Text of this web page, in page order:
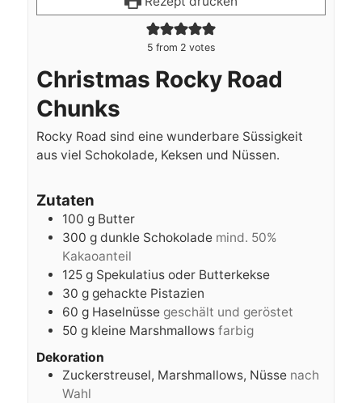
5 from 2 votes
Christmas Rocky Road
Chunks
Rocky Road sind eine wunderbare Süssigkeit
aus viel Schokolade, Keksen und Nüssen.
Zutaten
100 g Butter
300 g dunkle Schokolade mind. 50%
Kakaoanteil
125 g Spekulatius oder Butterkekse
30 g gehackte Pistazien
60 g Haselnüsse geschält und geröstet
50 g kleine Marshmallows farbig
Dekoration
Zuckerstreusel, Marshmallows, Nüsse nach
Wahl